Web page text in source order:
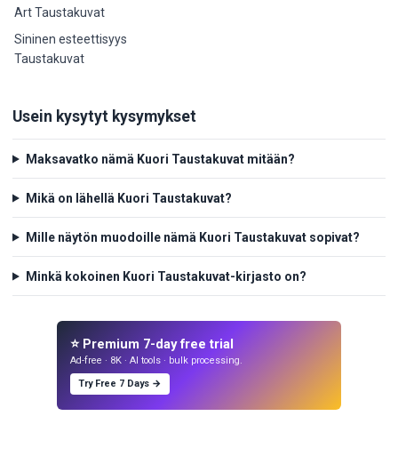
Art Taustakuvat
Sininen esteettisyys
Taustakuvat
Usein kysytyt kysymykset
Maksavatko nämä Kuori Taustakuvat mitään?
Mikä on lähellä Kuori Taustakuvat?
Mille näytön muodoille nämä Kuori Taustakuvat sopivat?
Minkä kokoinen Kuori Taustakuvat-kirjasto on?
⭐ Premium 7-day free trial
Ad-free · 8K · AI tools · bulk processing.
Try Free 7 Days →